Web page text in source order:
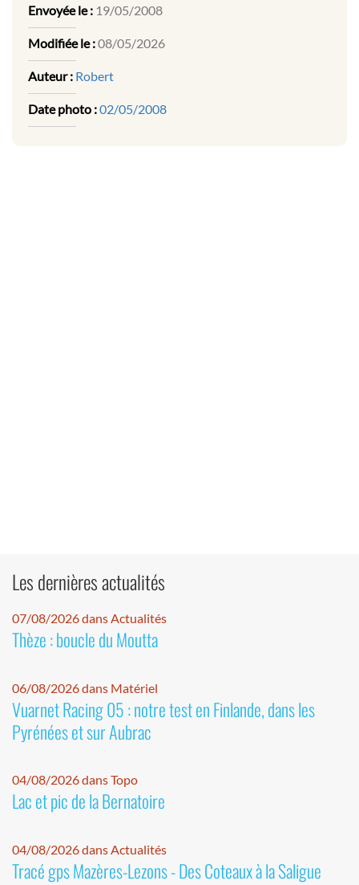
Envoyée le : 19/05/2008
Modifiée le :08/05/2026
Auteur : Robert
Date photo :02/05/2008
Les dernières actualités
07/08/2026 dans Actualités
Thèze : boucle du Moutta
06/08/2026 dans Matériel
Vuarnet Racing 05 : notre test en Finlande, dans les
Pyrénées et sur Aubrac
04/08/2026 dans Topo
Lac et pic de la Bernatoire
04/08/2026 dans Actualités
Tracé gps Mazères-Lezons - Des Coteaux à la Saligue